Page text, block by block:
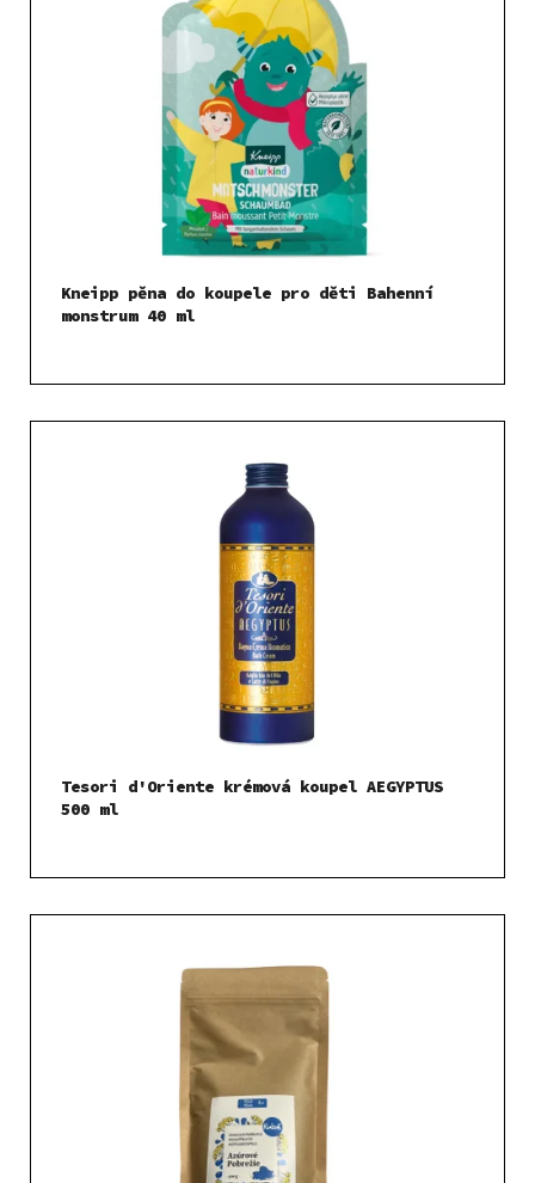
Kneipp pěna do koupele pro děti Bahenní
monstrum 40 ml
Tesori d'Oriente krémová koupel AEGYPTUS
500 ml